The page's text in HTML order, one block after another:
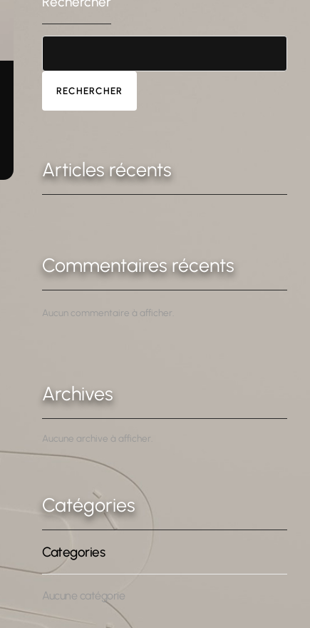
RECHERCHER
Articles récents
Commentaires récents
Aucun commentaire à afficher.
Archives
Aucune archive à afficher.
Catégories
Aucune catégorie